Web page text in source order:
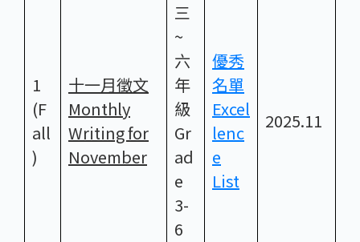
1
(F
all
)
十一月徵文
Monthly
Writing for
November
三
~
六
年
級
Gr
ad
e
3-
6
優秀
名單
Excel
lenc
e
List
2025.11